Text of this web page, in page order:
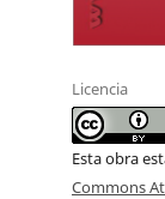
Licencia
Esta obra
Commons